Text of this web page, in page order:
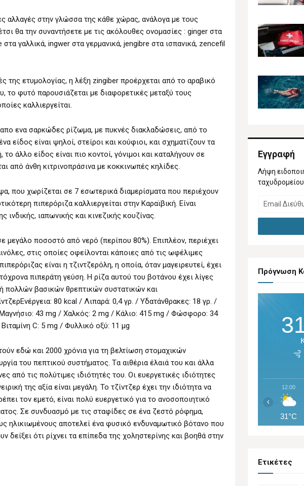
αλλαγές στην γλώσσα της κάθε χώρας, ανάλογα με τους
θα την συναντήσετε με τις ακόλουθες ονομασίες : ginger στα
γαλλικά, ingwer στα γερμανικά, jengibre στα ισπανικά, zencefil
της ετυμολογίας, η λέξη zingiber προέρχεται από το αραβικό
το φυτό παρουσιάζεται με διαφορετικές μεταξύ τους
καλλιεργείται.
ενα σαρκώδες ρίζωμα, με πυκνές διακλαδώσεις, από το
είδος είναι ψηλοί, στείροι και κούφιοι, και σχηματίζουν τα
άλλο είδος είναι πιο κοντοί, γόνιμοι και καταλήγουν σε
από άνθη κιτρινοπράσινα με κοκκινωπές κηλίδες.
που χωρίζεται σε 7 εσωτερικά διαμερίσματα που περιέχουν
πιπερόριζα καλλιεργείται στην Καραϊβική. Είναι
ινδικής, ιαπωνικής και κινεζικής κουζίνας.
μεγάλο ποσοστό από νερό (περίπου 80%). Επιπλέον, περιέχει
στις οποίες οφείλονται κάποιες από τις ωφέλιμες
είναι η τζιντζερόλη, η οποία, όταν μαγειρευτεί, έχει
πιπεράτη γεύση. Η ρίζα αυτού του βοτάνου έχει λίγες
πολλών βασικών θρεπτικών συστατικών και
80 kcal / Λιπαρά: 0,4 γρ. / Yδατάνθρακες: 18 γρ. /
43 mg / Xαλκός: 2 mg / Kάλιο: 415 mg / Φώσφορο: 34
C: 5 mg / Φυλλικό οξύ: 11 μg
εδώ και 2000 χρόνια για τη βελτίωση στομαχικών
του πεπτικού συστήματος. Tα αιθέρια έλαιά του και άλλα
από τις πολύτιμες ιδιότητές του. Οι ευεργετικές ιδιότητες
της αξία είναι μεγάλη. Το τζίντζερ έχει την ιδιότητα να
τον εμετό, είναι πολύ ευεργετικό για το ανοσοποιητικό
Σε συνδυασμό με τις σταφίδες σε ένα ζεστό ρόφημα,
ηλικιωμένους αποτελεί ένα φυσικό ενδυναμωτικό βότανο που
δείξει ότι ρίχνει τα επίπεδα της χοληστερίνης και βοηθά στην
Εγγραφή
Λήψη
ταχυδρομείου
Πρόγνωση
12:00
31°C
‹
Ετικέτες